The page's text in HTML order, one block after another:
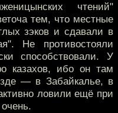
чтений"
тем, что местные
зэков и сдавали в
Не противостояли
способствовали. У
казахов, ибо он там
— в Забайкалье, в
ловили ещё при